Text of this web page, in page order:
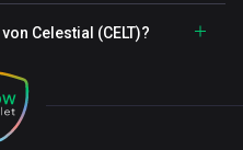
Celestial (CELT)?